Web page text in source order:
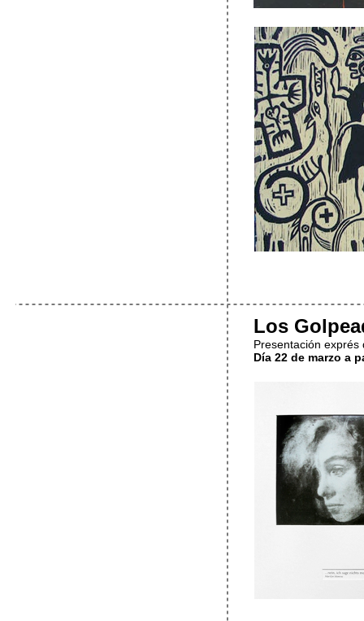
Los
Presentación exprés
Día 22 de marzo a